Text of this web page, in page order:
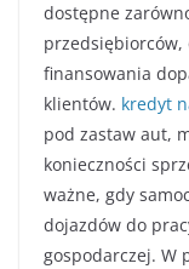
dostępne
finansowania
klientów. kredyt
pod zastaw aut,
konieczności
ważne, gdy
dojazdów do
gospodarczej. W